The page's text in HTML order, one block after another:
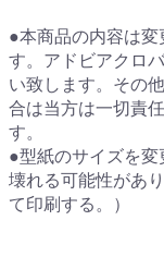
●本商品の内容は変
す。アドビアクロ
い致します。その
合は当方は一切責
す。
●型紙のサイズを
壊れる可能性があ
て印刷する。）